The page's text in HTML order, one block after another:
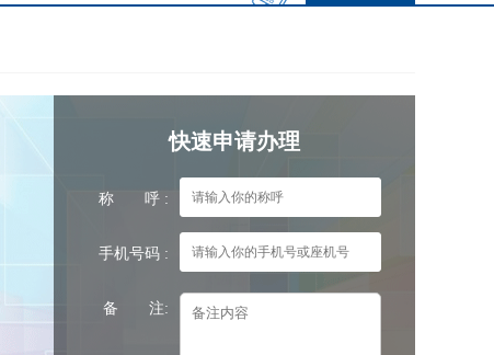
快速申请办理
称 呼 :
手机号码 :
备 注: